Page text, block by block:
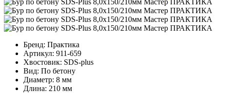
Бренд: Практика
Артикул: 911-659
Хвостовик: SDS-plus
Вид: По бетону
Диаметр: 8 мм
Длина: 210 мм